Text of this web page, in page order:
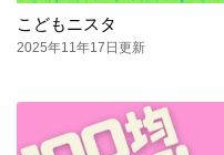
こどもニスタ
2025年11年17日更新